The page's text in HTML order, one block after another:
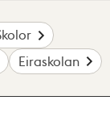
Eiraskolan